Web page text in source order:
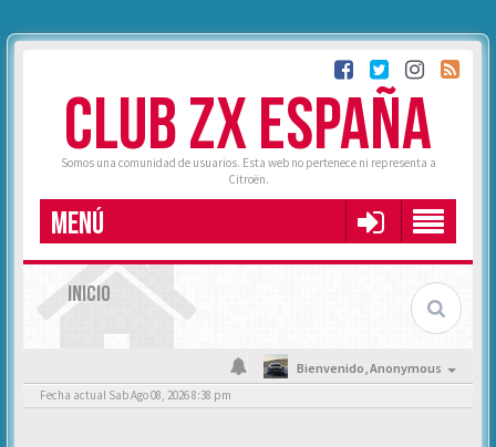
CLUB ZX ESPAÑA
Somos una comunidad de usuarios. Esta web no pertenece ni representa a
Citroën.
MENÚ
INICIO
Bienvenido,Anonymous
Fecha actual Sab Ago 08, 2026 8:38 pm